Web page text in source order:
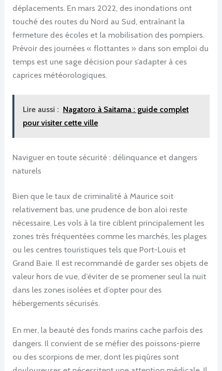
déplacements. En mars 2022, des inondations ont
touché des routes du Nord au Sud, entraînant la
fermeture des écoles et la mobilisation des pompiers.
Prévoir des journées « flottantes » dans son emploi du
temps est une sage décision pour s’adapter à ces
caprices météorologiques.
Lire aussi : Nagatoro à Saitama : guide complet
pour visiter cette ville
Naviguer en toute sécurité : délinquance et dangers
naturels
Bien que le taux de criminalité à Maurice soit
relativement bas, une prudence de bon aloi reste
nécessaire. Les vols à la tire ciblent principalement les
zones très fréquentées comme les marchés, les plages
ou les centres touristiques tels que Port-Louis et
Grand Baie. Il est recommandé de garder ses objets de
valeur hors de vue, d’éviter de se promener seul la nuit
dans les zones isolées et d’opter pour des
hébergements sécurisés.
En mer, la beauté des fonds marins cache parfois des
dangers. Il convient de se méfier des poissons-pierre
ou des scorpions de mer, dont les piqûres sont